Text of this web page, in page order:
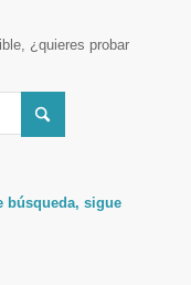
¿quieres probar
búsqueda, sigue